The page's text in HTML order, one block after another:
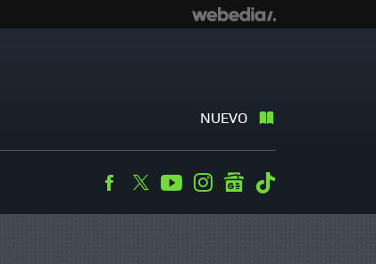
NUEVO
Facebook
TwitterYoutubeInstagramgooglenews